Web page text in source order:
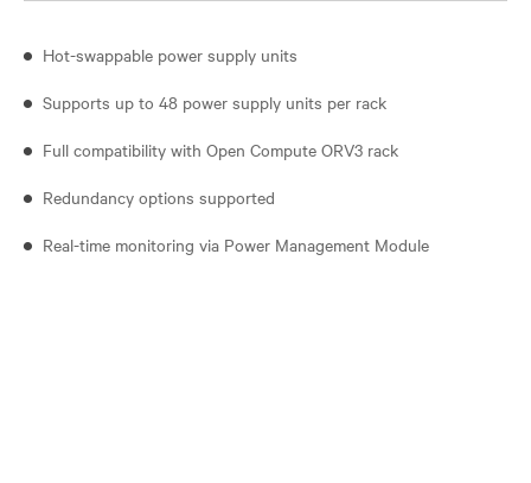
Hot-swappable power supply units​
Supports up to 48 power supply units per rack
Full compatibility with Open Compute ORV3 rack
Redundancy options supported
Real-time monitoring via Power Management Module